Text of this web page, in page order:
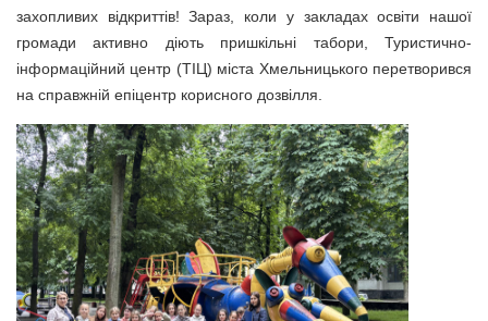
захопливих відкриттів! Зараз, коли у закладах освіти нашої
громади активно діють пришкільні табори, Туристично-
інформаційний центр (ТІЦ) міста Хмельницького перетворився
на справжній епіцентр корисного дозвілля.